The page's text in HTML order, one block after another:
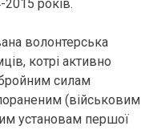
2015 років.
волонтерська
котрі активно
силам
(військовим
установам першої